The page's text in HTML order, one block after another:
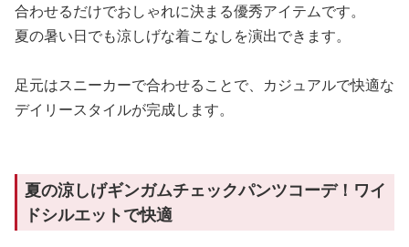
合わせるだけでおしゃれに決まる優秀アイテムです。
夏の暑い日でも涼しげな着こなしを演出できます。
足元はスニーカーで合わせることで、カジュアルで快適な
デイリースタイルが完成します。
夏の涼しげギンガムチェックパンツコーデ！ワイ
ドシルエットで快適